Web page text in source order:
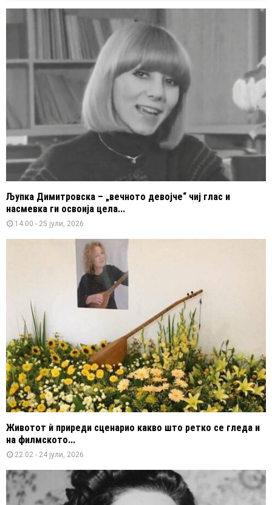
Љупка Димитровска – „вечното девојче“ чиј глас и
насмевка ги освоија цела...
14:00 - 25 јули, 2026
Животот ѝ приреди сценарио какво што ретко се гледа и
на филмското...
22:02 - 24 јули, 2026